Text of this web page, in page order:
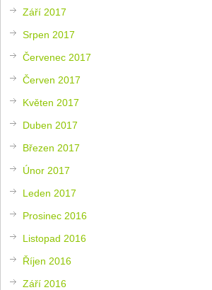
Září 2017
Srpen 2017
Červenec 2017
Červen 2017
Květen 2017
Duben 2017
Březen 2017
Únor 2017
Leden 2017
Prosinec 2016
Listopad 2016
Říjen 2016
Září 2016